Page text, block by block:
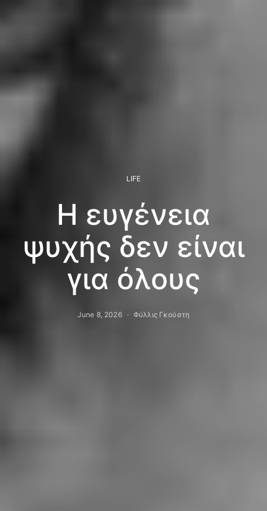
LIFE
Η ευγένεια
ψυχής δεν είναι
για όλους
June 8, 2026 Φύλλις Γκούστη